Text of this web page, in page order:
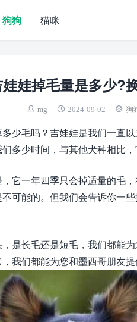
狗狗 猫咪
娃掉毛量是多少?
mg 2024-09-02 狗
少毛吗？吉娃娃是我们一直
多少时间，与其他犬种相比，
它一年四季只会掉适量的毛
可能的。但我们会告诉你一
是长毛还是短毛，我们都能
我们都能为您和墨西哥朋友